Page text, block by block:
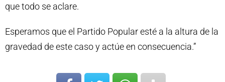
que todo se aclare.
Esperamos que el Partido Popular esté a la altura de la
gravedad de este caso y actúe en consecuencia.”